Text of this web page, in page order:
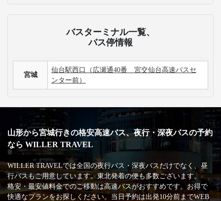
バスターミナル一覧、
バス停情報
宮城
仙台駅西口（広瀬通40番 宮交仙台高速バスセ
ンター前）
山形から宮城行きの格安高速バス、夜行・深夜バスの予約
なら WILLER TRAVEL
WILLER TRAVELでは全国の夜行バス・深夜バスだけでなく、昼
行バスもご用意しています。東北発着の便も多数ございます。
格安・最安値料金でのご移動は高速バスがおすすめです。お得で
快適なプランをお探しください。当日予約は出発10分前までWEB